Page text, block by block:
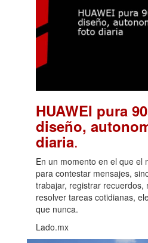
HUAWEI pura
diseño,
diaria.
En un momento en el que el
para contestar mensajes,
trabajar, registrar recuerdos,
resolver tareas cotidianas,
que nunca.
Lado.mx